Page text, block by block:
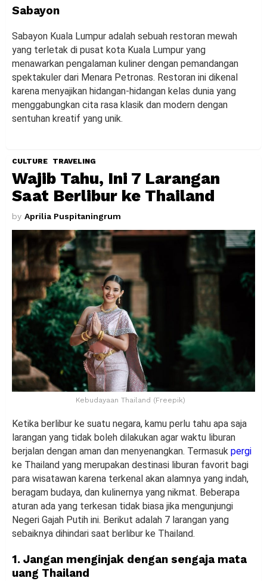
Sabayon
Sabayon Kuala Lumpur adalah sebuah restoran mewah
yang terletak di pusat kota Kuala Lumpur yang
menawarkan pengalaman kuliner dengan pemandangan
spektakuler dari Menara Petronas. Restoran ini dikenal
karena menyajikan hidangan-hidangan kelas dunia yang
menggabungkan cita rasa klasik dan modern dengan
sentuhan kreatif yang unik.
CULTURE TRAVELING
Wajib Tahu, Ini 7 Larangan
Saat Berlibur ke Thailand
by Aprilia Puspitaningrum
Kebudayaan Thailand (Freepik)
Ketika berlibur ke suatu negara, kamu perlu tahu apa saja
larangan yang tidak boleh dilakukan agar waktu liburan
berjalan dengan aman dan menyenangkan. Termasuk pergi
ke Thailand yang merupakan destinasi liburan favorit bagi
para wisatawan karena terkenal akan alamnya yang indah,
beragam budaya, dan kulinernya yang nikmat. Beberapa
aturan ada yang terkesan tidak biasa jika mengunjungi
Negeri Gajah Putih ini. Berikut adalah 7 larangan yang
sebaiknya dihindari saat berlibur ke Thailand.
1. Jangan menginjak dengan sengaja mata
uang Thailand